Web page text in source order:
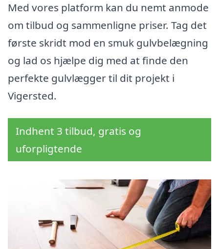
Med vores platform kan du nemt anmode
om tilbud og sammenligne priser. Tag det
første skridt mod en smuk gulvbelægning
og lad os hjælpe dig med at finde den
perfekte gulvlægger til dit projekt i
Vigersted.
Indhent 3 tilbud, gratis og
uforpligtende